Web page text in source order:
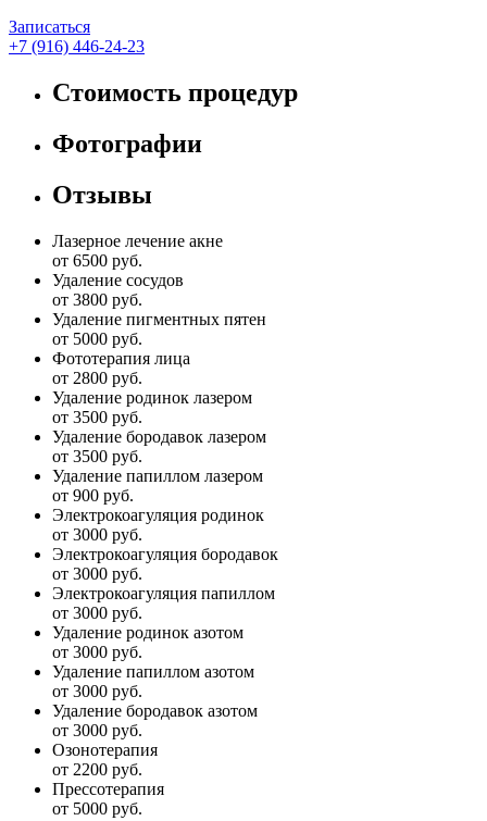
Записаться
+7 (916) 446-24-23
Стоимость процедур
Фотографии
Отзывы
Лазерное лечение акне
от 6500 руб.
Удаление сосудов
от 3800 руб.
Удаление пигментных пятен
от 5000 руб.
Фототерапия лица
от 2800 руб.
Удаление родинок лазером
от 3500 руб.
Удаление бородавок лазером
от 3500 руб.
Удаление папиллом лазером
от 900 руб.
Электрокоагуляция родинок
от 3000 руб.
Электрокоагуляция бородавок
от 3000 руб.
Электрокоагуляция папиллом
от 3000 руб.
Удаление родинок азотом
от 3000 руб.
Удаление папиллом азотом
от 3000 руб.
Удаление бородавок азотом
от 3000 руб.
Озонотерапия
от 2200 руб.
Прессотерапия
от 5000 руб.